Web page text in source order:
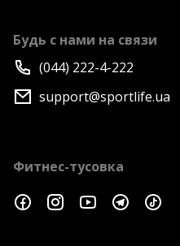
Будь с нами на связи
(044) 222-4-222
support@sportlife.ua
Фитнес-тусовка